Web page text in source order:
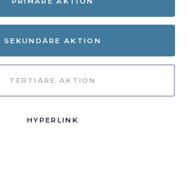
SEKUNDÄRE AKTION
TERTIÄRE AKTION
HYPERLINK